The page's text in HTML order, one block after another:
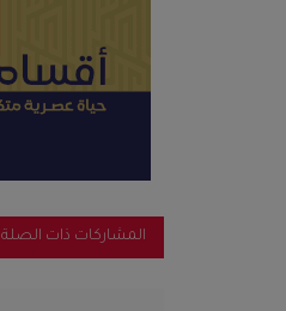
المشاركات ذات الصلة